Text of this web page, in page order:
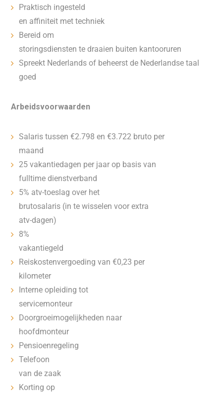
Praktisch ingesteld
en affiniteit met techniek
Bereid om
storingsdiensten te draaien buiten kantooruren
Spreekt Nederlands of beheerst de Nederlandse taal
goed
Arbeidsvoorwaarden
Salaris tussen €2.798 en €3.722 bruto per
maand
25 vakantiedagen per jaar op basis van
fulltime dienstverband
5% atv-toeslag over het
brutosalaris (in te wisselen voor extra
atv-dagen)
8%
vakantiegeld
Reiskostenvergoeding van €0,23 per
kilometer
Interne opleiding tot
servicemonteur
Doorgroeimogelijkheden naar
hoofdmonteur
Pensioenregeling
Telefoon
van de zaak
Korting op